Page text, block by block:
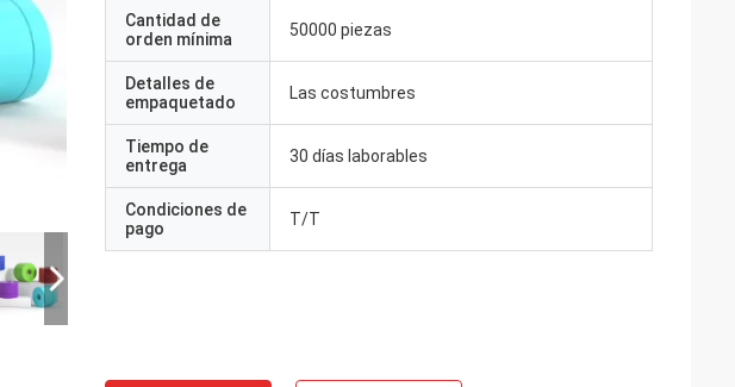
Cantidad de
orden mínima
50000 piezas
Detalles de
empaquetado
Las costumbres
Tiempo de
entrega
30 días laborables
Condiciones de
pago
T/T